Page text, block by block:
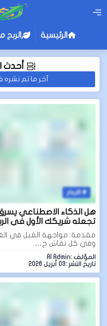
الرئيسية الربح
أحدث
آخر ما تم نشره
الارباح
هل الذكاء الاصطناعي
تجعله شريكك الأول في
مقدمة: مواجهة الفيل في
وفي كل نقاش ح…
المؤلف :AI Admin
تاريخ النشر :03 أبريل 2026